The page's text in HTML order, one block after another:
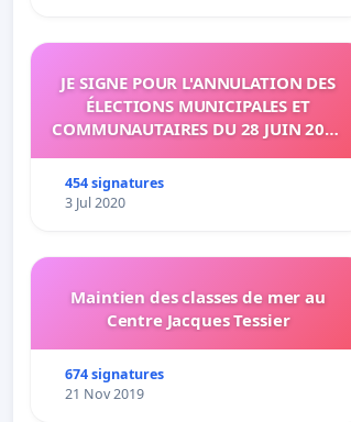
JE SIGNE POUR L'ANNULATION DES
ÉLECTIONS MUNICIPALES ET
COMMUNAUTAIRES DU 28 JUIN 2020
454 signatures
3 Jul 2020
Maintien des classes de mer au
Centre Jacques Tessier
674 signatures
21 Nov 2019